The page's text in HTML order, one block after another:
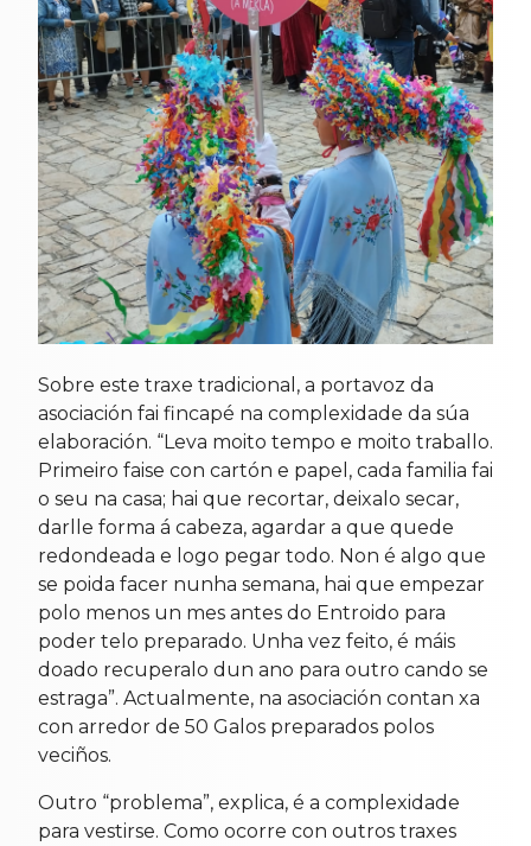
Sobre este traxe tradicional, a portavoz da
asociación fai fincapé na complexidade da súa
elaboración. “Leva moito tempo e moito traballo.
Primeiro faise con cartón e papel, cada familia fai
o seu na casa; hai que recortar, deixalo secar,
darlle forma á cabeza, agardar a que quede
redondeada e logo pegar todo. Non é algo que
se poida facer nunha semana, hai que empezar
polo menos un mes antes do Entroido para
poder telo preparado. Unha vez feito, é máis
doado recuperalo dun ano para outro cando se
estraga”. Actualmente, na asociación contan xa
con arredor de 50 Galos preparados polos
veciños.
Outro “problema”, explica, é a complexidade
para vestirse. Como ocorre con outros traxes